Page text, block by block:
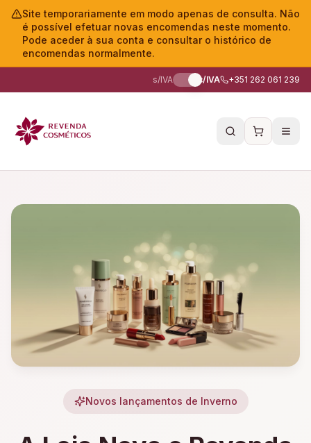
Site temporariamente em modo apenas de consulta. Não
é possível efetuar novas encomendas neste momento.
Pode aceder à sua conta e consultar o histórico de
encomendas normalmente.
s/IVA c/IVA +351 262 061 239
Novos lançamentos de Inverno